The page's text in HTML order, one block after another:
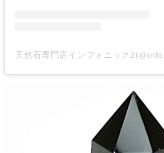
天然石専門店インフォニック